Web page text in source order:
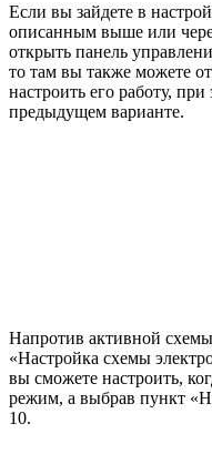
Если вы зайдете в
описанным выше или
открыть панель
то там вы также можете
настроить его работу,
предыдущем варианте.
Напротив активной
«Настройка схемы
вы сможете настроить,
режим, а выбрав пункт
10.